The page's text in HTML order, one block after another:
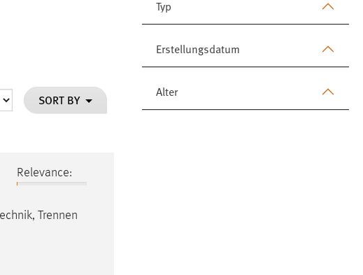
Typ
Erstellungsdatum
Alter
SORT BY
Relevance:
Trennen